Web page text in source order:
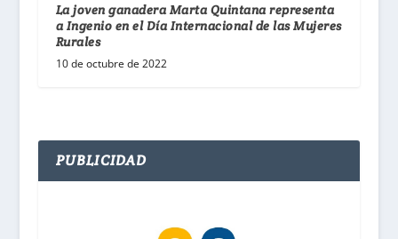
La joven ganadera Marta Quintana representa
a Ingenio en el Día Internacional de las Mujeres
Rurales
10 de octubre de 2022
PUBLICIDAD